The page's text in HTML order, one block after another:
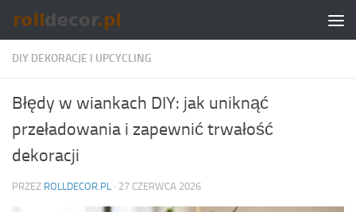
Skip to content
DIY DEKORACJE I UPCYCLING
Błędy w wiankach DIY: jak uniknąć
przeładowania i zapewnić trwałość
dekoracji
PRZEZ ROLLDECOR.PL · 27 CZERWCA 2026